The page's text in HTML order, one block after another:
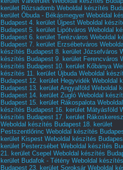
kerület Rózsadomb Weboldal készítés
kerület Óbuda - Békásmegyer Weboldal
Budapest 4. kerület Újpest Weboldal
Budapest 5. kerület Lipótváros Weboldal
Budapest 6. kerület Terézváros Weboldal
Budapest 7. kerület Erzsébetváros
készítés Budapest 8. kerület Józsefváros
készítés Budapest 9. kerület Ferencváros
készítés Budapest 10. kerület Kőbánya
készítés 11. kerület Újbuda Weboldal
Budapest 12. kerület Hegyvidék Weboldal
Budapest 13. kerület Angyalföld Weboldal
Budapest 14. kerület Zugló Weboldal
Budapest 15. kerület Rákospalota Weboldal
készítés Budapest 16. kerület Mátyásföld
készítés Budapest 17. kerület
Weboldal készítés Budapest 18. kerület
Pestszentlőrinc Weboldal készítés
kerület Kispest Weboldal készítés
kerület Pesterzsébet Weboldal készítés
21. kerület Csepel Weboldal készítés
kerület Budafok - Tétény Weboldal készítés
Budapest 23. kerület Soroksár Weboldal